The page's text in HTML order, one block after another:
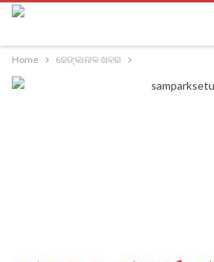
Home ଢେଙ୍କାନାଳ ଖବର